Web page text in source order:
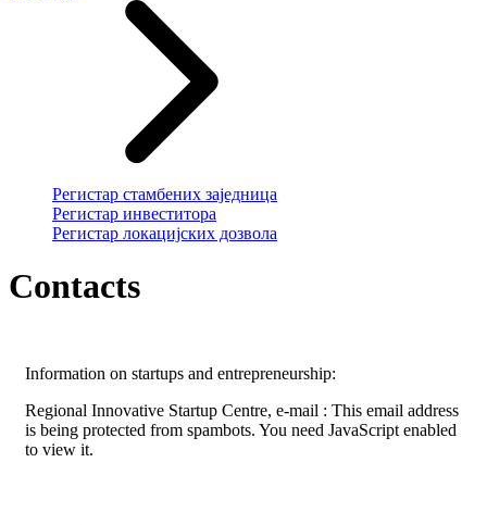
Регистар стамбених заједница
Регистар инвеститора
Регистар локацијских дозвола
Contacts
Information on startups and entrepreneurship:
Regional Innovative Startup Centre, e-mail : This email address
is being protected from spambots. You need JavaScript enabled
to view it.